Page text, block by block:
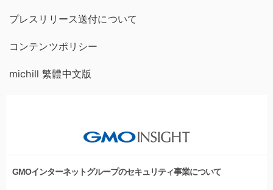
プレスリリース送付について
コンテンツポリシー
michill 繁體中文版
GMOインターネットグループのセキュリティ事業について